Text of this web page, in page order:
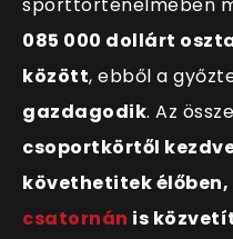
085 000 dollárt
között, ebből a
gazdagodik. Az
csoportkörtől
követhetitek élőben,
csatornán is